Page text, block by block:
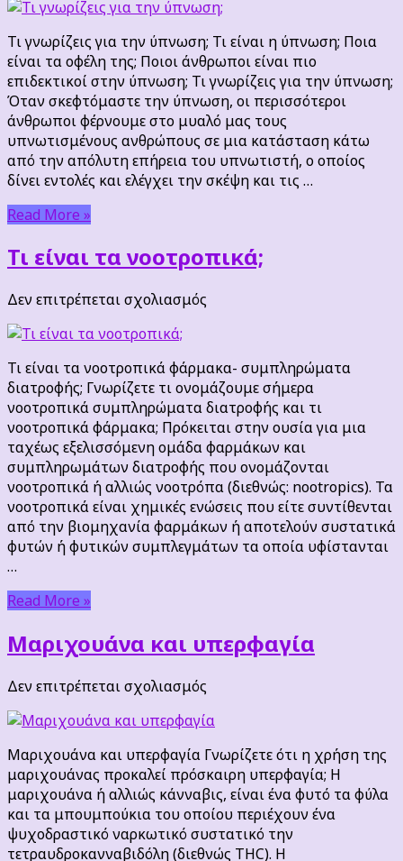
γνωρίζεις
για
την
ύπνωση;
Τι γνωρίζεις για την ύπνωση; Τι είναι η ύπνωση; Ποια
είναι τα οφέλη της; Ποιοι άνθρωποι είναι πιο
επιδεκτικοί στην ύπνωση; Τι γνωρίζεις για την ύπνωση;
Όταν σκεφτόμαστε την ύπνωση, οι περισσότεροι
άνθρωποι φέρνουμε στο μυαλό μας τους
υπνωτισμένους ανθρώπους σε μια κατάσταση κάτω
από την απόλυτη επήρεια του υπνωτιστή, ο οποίος
δίνει εντολές και ελέγχει την σκέψη και τις …
Read More »
Τι είναι τα νοοτροπικά;
Δεν επιτρέπεται σχολιασμός
νοοτροπικά;
Τι είναι τα νοοτροπικά φάρμακα- συμπληρώματα
διατροφής; Γνωρίζετε τι ονομάζουμε σήμερα
νοοτροπικά συμπληρώματα διατροφής και τι
νοοτροπικά φάρμακα; Πρόκειται στην ουσία για μια
ταχέως εξελισσόμενη ομάδα φαρμάκων και
συμπληρωμάτων διατροφής που ονομάζονται
νοοτροπικά ή αλλιώς νοοτρόπα (διεθνώς: nootropics). Τα
νοοτροπικά είναι χημικές ενώσεις που είτε συντίθενται
από την βιομηχανία φαρμάκων ή αποτελούν συστατικά
φυτών ή φυτικών συμπλεγμάτων τα οποία υφίστανται
…
Read More »
Μαριχουάνα και υπερφαγία
Δεν επιτρέπεται σχολιασμός
και
υπερφαγία
Μαριχουάνα και υπερφαγία Γνωρίζετε ότι η χρήση της
μαριχουάνας προκαλεί πρόσκαιρη υπερφαγία; Η
μαριχουάνα ή αλλιώς κάνναβις, είναι ένα φυτό τα φύλα
και τα μπουμπούκια του οποίου περιέχουν ένα
ψυχοδραστικό ναρκωτικό συστατικό την
τετραυδροκανναβιδόλη (διεθνώς THC). Η